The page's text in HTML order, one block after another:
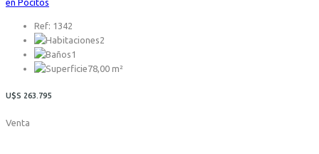
en Pocitos
Ref: 1342
2
1
78,00 m²
U$S 263.795
Venta